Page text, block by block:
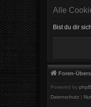
Alle
Bist du dir
Foren-
Powered by
Datenschutz |